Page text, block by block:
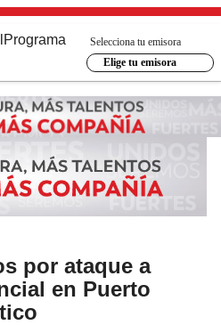
Programa
Selecciona tu emisora
Elige tu emisora
por ataque a
en Puerto